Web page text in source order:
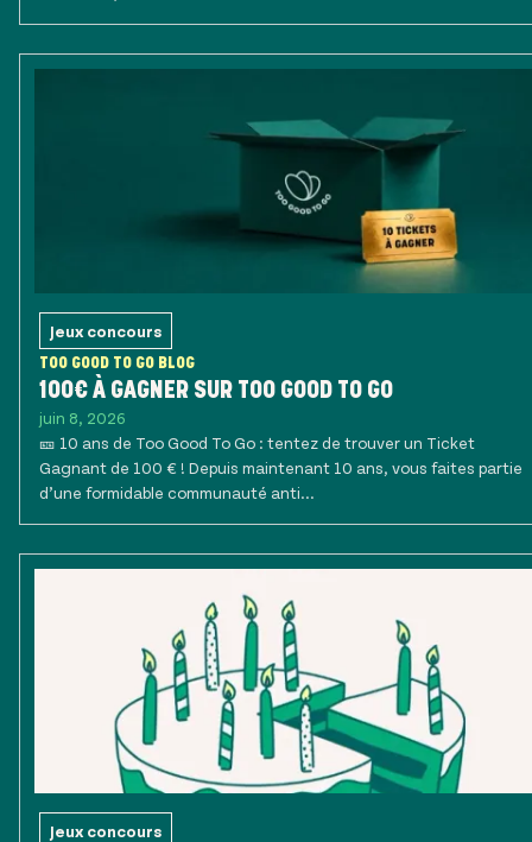
Jeux concours
TOO GOOD TO GO BLOG
100€ À GAGNER SUR TOO GOOD TO GO
juin 8, 2026
🎫 10 ans de Too Good To Go : tentez de trouver un Ticket
Gagnant de 100 € ! Depuis maintenant 10 ans, vous faites partie
d’une formidable communauté anti...
Jeux concours